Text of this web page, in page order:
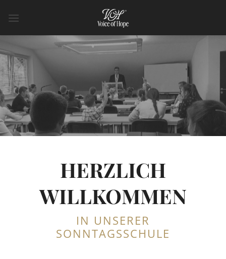
Inhalt
HERZLICH
WILLKOMMEN
IN UNSERER
SONNTAGSSCHULE